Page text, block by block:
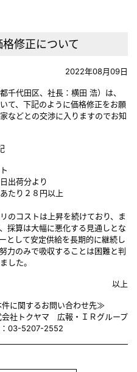
修正について
2022年08月09日
千代田区、社長：横田 浩）は、
て、下記のように価格修正をお願
などとの交渉に入りますのでお知
出荷分より
たり２８円以上
のコストは上昇を続けており、ま
採算は大幅に悪化する見通しとな
として安定供給を長期的に継続し
力のみで吸収することは困難と判
した。
以上
に関するお問い合わせ先≫
会社トクヤマ 広報・ＩＲグループ
03-5207-2552